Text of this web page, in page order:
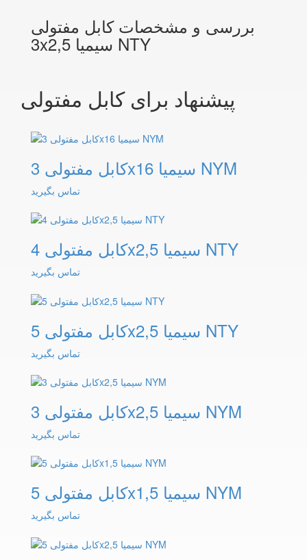
بررسی و مشخصات کابل مفتولی
3x2,5 سیمیا NTY
پیشنهاد برای کابل مفتولی
کابل مفتولی 3x16 سیمیا NYM
تماس بگیرید
کابل مفتولی 4x2,5 سیمیا NTY
تماس بگیرید
کابل مفتولی 5x2,5 سیمیا NTY
تماس بگیرید
کابل مفتولی 3x2,5 سیمیا NYM
تماس بگیرید
کابل مفتولی 5x1,5 سیمیا NYM
تماس بگیرید